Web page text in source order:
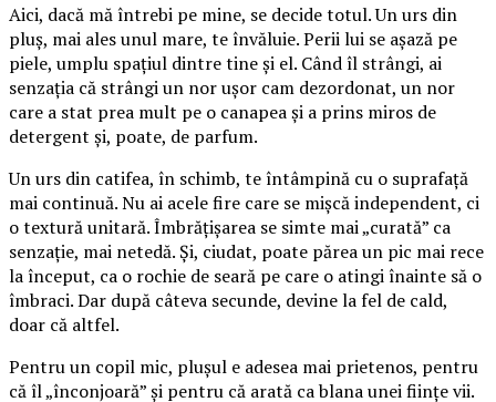
Aici, dacă mă întrebi pe mine, se decide totul. Un urs din
pluș, mai ales unul mare, te învăluie. Perii lui se așază pe
piele, umplu spațiul dintre tine și el. Când îl strângi, ai
senzația că strângi un nor ușor cam dezordonat, un nor
care a stat prea mult pe o canapea și a prins miros de
detergent și, poate, de parfum.
Un urs din catifea, în schimb, te întâmpină cu o suprafață
mai continuă. Nu ai acele fire care se mișcă independent, ci
o textură unitară. Îmbrățișarea se simte mai „curată” ca
senzație, mai netedă. Și, ciudat, poate părea un pic mai rece
la început, ca o rochie de seară pe care o atingi înainte să o
îmbraci. Dar după câteva secunde, devine la fel de cald,
doar că altfel.
Pentru un copil mic, plușul e adesea mai prietenos, pentru
că îl „înconjoară” și pentru că arată ca blana unei ființe vii.